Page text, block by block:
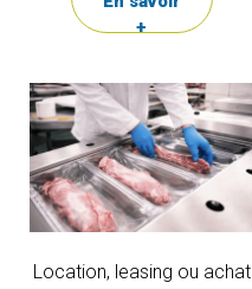
+
Location, leasing ou achat